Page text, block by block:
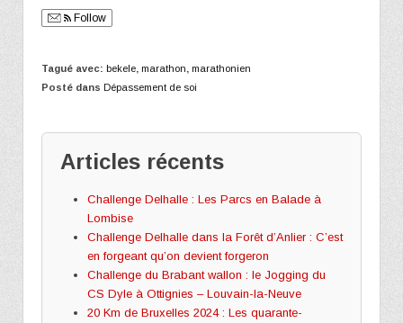
Follow
Tagué avec: bekele marathon marathonien
Posté dans Dépassement de soi
Articles récents
Challenge Delhalle : Les Parcs en Balade à
Lombise
Challenge Delhalle dans la Forêt d’Anlier : C’est
en forgeant qu’on devient forgeron
Challenge du Brabant wallon : le Jogging du
CS Dyle à Ottignies – Louvain-la-Neuve
20 Km de Bruxelles 2024 : Les quarante-